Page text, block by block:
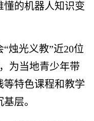
懂的机器人知识变
烛光义教”近20位
为当地青少年带
等特色课程和教学
层。